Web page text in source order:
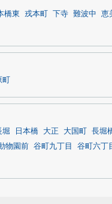
橋東 戎本町 下寺 難波中 恵
堀 日本橋 大正 大国町 長堀
物園前 谷町九丁目 谷町六丁